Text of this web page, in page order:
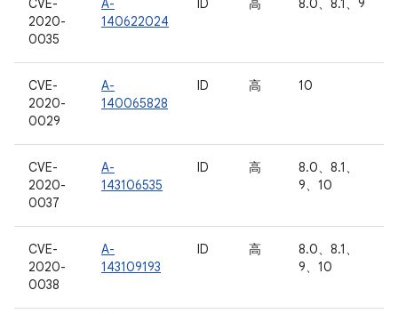
CVE-
2020-
0035
A-
140622024
ID 高 8.0、8.1、9
CVE-
2020-
0029
A-
140065828
ID 高 10
CVE-
2020-
0037
A-
143106535
ID 高
8.0、8.1、
9、10
CVE-
2020-
0038
A-
143109193
ID 高
8.0、8.1、
9、10